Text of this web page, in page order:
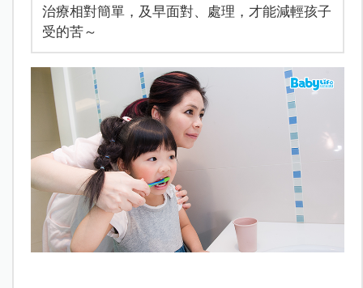
治療相對簡單，及早面對、處理，才能減輕孩子
受的苦～